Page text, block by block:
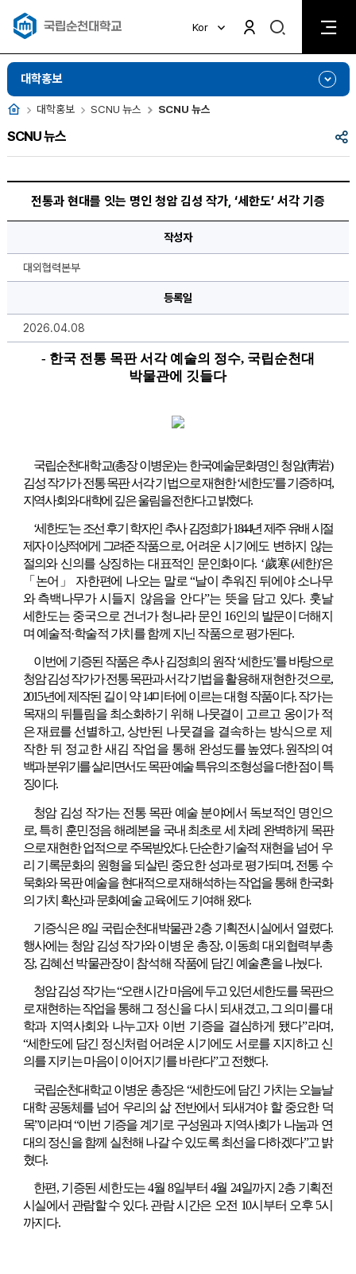
Kor
활
검
비
활
성
화
대학홍보
홈 대학홍보 SCNU 뉴스 SCNU 뉴스
SCNU 뉴스
공
현
잇
암
작
전통과 현대를 잇는 명인 청암 김성 작가, ‘세한도’ 서각 기증
작성자
대외협력본부
등록일
2026.04.08
- 한국 전통 목판 서각 예술의 정수, 국립순천대
박물관에 깃들다
국립순천대학교(총장 이병운)는 한국예술문화명인 청암(靑岩)
김성 작가가 전통 목판 서각 기법으로 재현한 ‘세한도’를 기증하며,
지역사회와 대학에 깊은 울림을 전한다고 밝혔다.
‘세한도’는 조선 후기 학자인 추사 김정희가 1844년 제주 유배 시절
제자 이상적에게 그려준 작품으로, 어려운 시기에도 변하지 않는
절의와 신의를 상징하는 대표적인 문인화이다.
‘歲寒(세한)’은
「논어」 자한편에 나오는 말로 “날이 추워진 뒤에야 소나무
와 측백나무가 시들지 않음을 안다”는 뜻을 담고 있다. 훗날
세한도는 중국으로 건너가 청나라 문인 16인의 발문이 더해지
며 예술적·학술적 가치를 함께 지닌 작품으로 평가된다.
이번에 기증된 작품은 추사 김정희의 원작 ‘세한도’를 바탕으로
청암 김성 작가가 전통 목판과 서각 기법을 활용해 재현한 것으로,
2015년에 제작된 길이 약 14미터에 이르는대형 작품이다. 작가는
목재의 뒤틀림을 최소화하기 위해 나뭇결이 고르고 옹이가 적
은 재료를 선별하고, 상반된 나뭇결을 결속하는 방식으로 제
작한 뒤 정교한 새김 작업을 통해 완성도를 높였다. 원작의 여
백과 분위기를 살리면서도 목판 예술 특유의 조형성을 더한 점이 특
징이다.
청암 김성 작가는 전통 목판 예술 분야에서 독보적인 명인으
로, 특히 훈민정음 해례본을 국내 최초로 세 차례 완벽하게 목판
으로 재현한 업적으로 주목받았다. 단순한 기술적 재현을 넘어 우
리 기록문화의 원형을 되살린 중요한 성과로 평가되며, 전통 수
묵화와 목판 예술을 현대적으로 재해석하는 작업을 통해 한국화
의 가치 확산과 문화예술 교육에도 기여해 왔다.
기증식은 8일 국립순천대박물관 2층 기획전시실에서 열렸다.
행사에는 청암 김성 작가와 이병운 총장, 이동희 대외협력부총
장, 김혜선 박물관장이 참석해 작품에 담긴 예술혼을 나눴다.
청암 김성 작가는 “오랜 시간 마음에 두고 있던 세한도를 목판으
로 재현하는 작업을 통해 그 정신을 다시 되새겼고, 그 의미를 대
학과 지역사회와 나누고자 이번 기증을 결심하게 됐다”
라며,
“세한도에 담긴 정신처럼 어려운 시기에도 서로를 지지하고 신
의를 지키는 마음이 이어지기를 바란다”고 전했다.
국립순천대학교 이병운 총장은 “세한도에 담긴 가치는 오늘날
대학 공동체를 넘어 우리의 삶 전반에서 되새겨야 할 중요한 덕
목”이라며 “이번 기증을 계기로 구성원과 지역사회가 나눔과 연
대의 정신을 함께 실천해 나갈 수 있도록 최선을 다하겠다”고 밝
혔다.
한편, 기증된 세한도는 4월 8일부터 4월 24일까지 2층 기획전
시실에서 관람할 수 있다. 관람 시간은 오전 10시부터 오후 5시
까지다.